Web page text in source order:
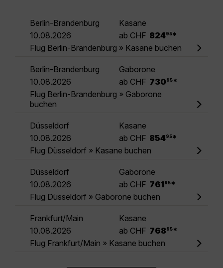
Berlin-Brandenburg
Kasane
10.08.2026
ab CHF 82495 *
Flug Berlin-Brandenburg » Kasane buchen
Berlin-Brandenburg
Gaborone
10.08.2026
ab CHF 730 95 *
Flug Berlin-Brandenburg » Gaborone
buchen
Düsseldorf
Kasane
10.08.2026
ab CHF 85495 *
Flug Düsseldorf » Kasane buchen
Düsseldorf
Gaborone
10.08.2026
ab CHF 761 95 *
Flug Düsseldorf » Gaborone buchen
Frankfurt/Main
Kasane
10.08.2026
ab CHF 768 95 *
Flug Frankfurt/Main » Kasane buchen